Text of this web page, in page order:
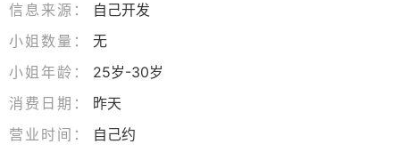
信息来源：
自己开发
小姐数量：
无
小姐年龄：
25岁-30岁
消费日期：
昨天
营业时间：
自己约